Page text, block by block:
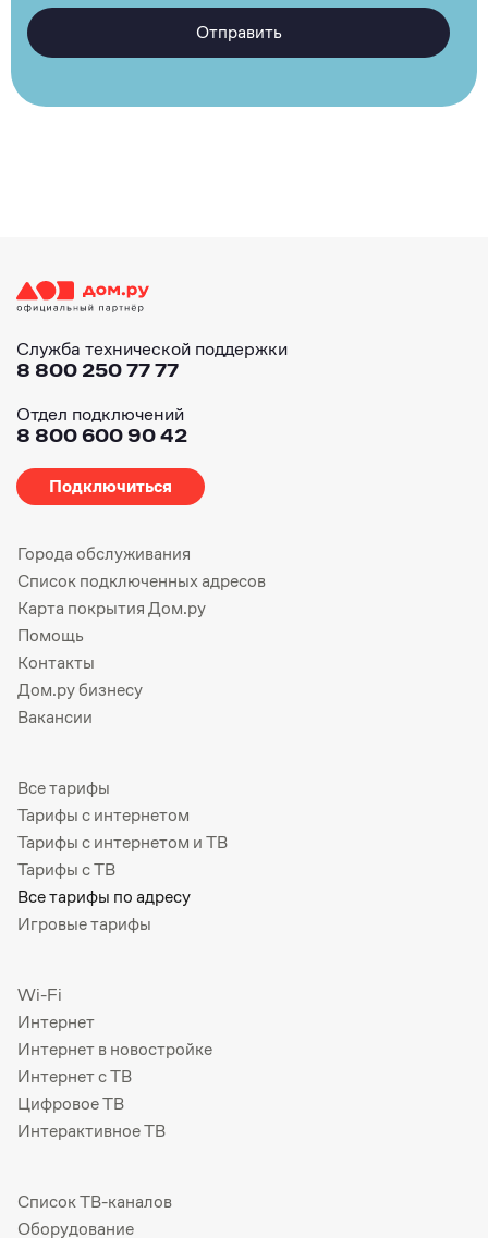
Отправить
Служба технической поддержки
8 800 250 77 77
Отдел подключений
8 800 600 90 42
Подключиться
Города обслуживания
Список подключенных адресов
Карта покрытия Дом.ру
Помощь
Контакты
Дом.ру бизнесу
Вакансии
Все тарифы
Тарифы с интернетом
Тарифы с интернетом и ТВ
Тарифы с ТВ
Все тарифы по адресу
Игровые тарифы
Wi-Fi
Интернет
Интернет в новостройке
Интернет с ТВ
Цифровое ТВ
Интерактивное ТВ
Список ТВ-каналов
Оборудование